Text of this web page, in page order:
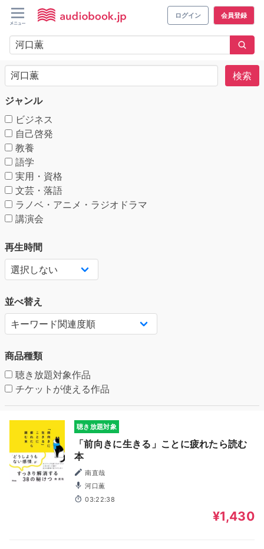
ログイン 会員登録
検索
ジャンル
ビジネス
自己啓発
教養
語学
実用・資格
文芸・落語
ラノベ・アニメ・ラジオドラマ
講演会
再生時間
並べ替え
商品種類
聴き放題対象作品
チケットが使える作品
聴き放題対象
「前向きに生きる」ことに疲れたら読む
本
南直哉
河口薫
03:22:38
¥1,430